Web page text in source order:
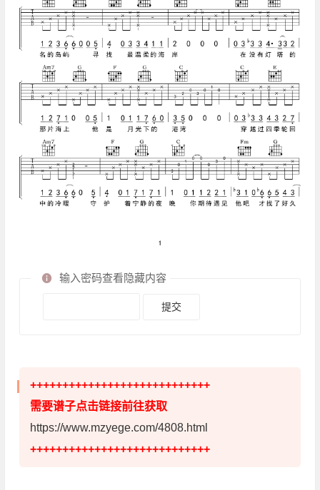
输入密码查看隐藏内容
++++++++++++++++++++++++++++
需要谱子点击链接前往获取
https://www.mzyege.com/4808.html
++++++++++++++++++++++++++++